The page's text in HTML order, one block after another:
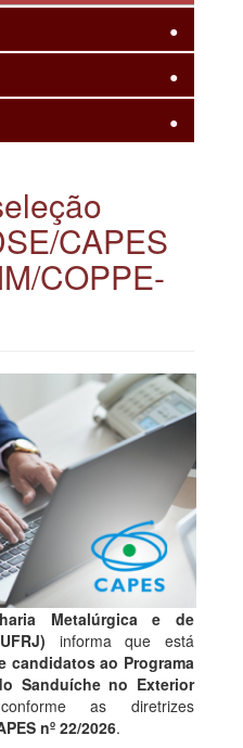
CAPES
COPPE-
Metalúrgica e de
informa que está
candidatos ao Programa
Sanduíche no Exterior
as diretrizes
nº 22/2026.